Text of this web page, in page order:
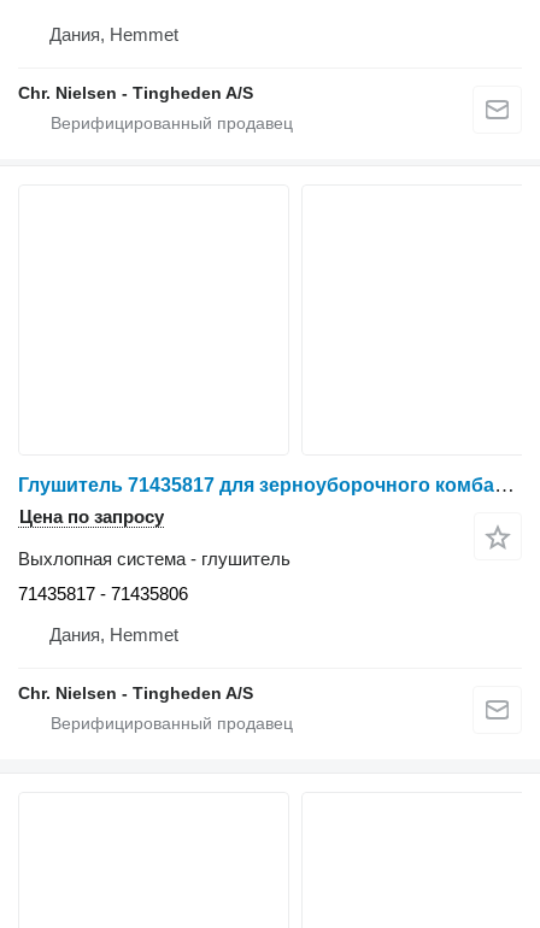
Дания, Hemmet
Chr. Nielsen - Tingheden A/S
Глушитель 71435817 для зерноуборочного комбайна Massey Ferguson 9280
Цена по запросу
Выхлопная система - глушитель
71435817 - 71435806
Дания, Hemmet
Chr. Nielsen - Tingheden A/S